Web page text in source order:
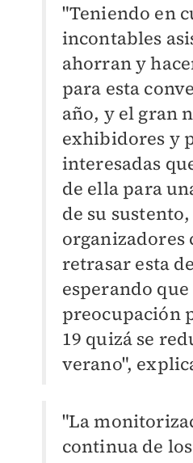
"Teniendo en
incontables
ahorran y
para esta
año, y el gran
exhibidores y
interesadas
de ella para
de su
retrasar esta
esperando
preocupación
19 quizá se
verano",
"La
continua de